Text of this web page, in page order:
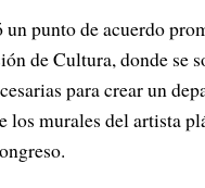
un punto de acuerdo
de Cultura, donde se
para crear un
los murales del artista